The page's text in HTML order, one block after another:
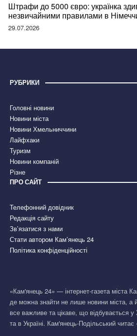
Штрафи до 5000 євро: українка
незвичайними правилами в
правдою
29.07.2026
РУБРИКИ
Головні новини
Новини міста
Новини Хмельниччини
Лайфхаки
Туризм
Новини компаній
Різне
ПРО САЙТ
Телефонний довідник
Редакція сайту
Зв’язатися з нами
Стати автором Кам’янець 24
Політика конфіденційності
«Кам'янець 24» — інтернет-газета міста
де можна знайти не лише новини міста, а
все важливе та цікаве, що відбувається у
та в Україні. Кам'янець-Подільський